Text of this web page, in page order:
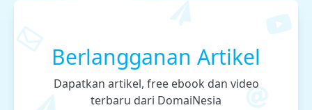
Berlangganan Artikel
Dapatkan artikel, free ebook dan video
terbaru dari DomaiNesia